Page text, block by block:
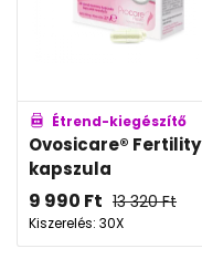
Étrend-kiegészítő
Ovosicare® Fertility
kapszula
9 990 Ft 13 320Ft
Kiszerelés: 30X